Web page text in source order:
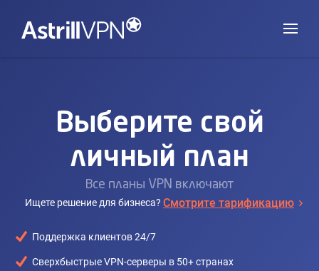
Выберите свой
личный план
Все планы VPN включают
Ищете решение для бизнеса? Смотрите тарификацию
Поддержка клиентов 24/7
Сверхбыстрые VPN-серверы в 50+ странах